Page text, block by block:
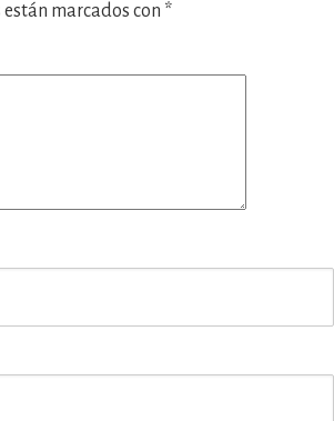
marcados con *